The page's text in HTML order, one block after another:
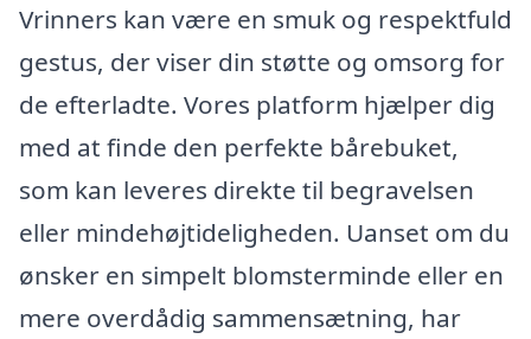
Vrinners kan være en smuk og respektfuld
gestus, der viser din støtte og omsorg for
de efterladte. Vores platform hjælper dig
med at finde den perfekte bårebuket,
som kan leveres direkte til begravelsen
eller mindehøjtideligheden. Uanset om du
ønsker en simpelt blomsterminde eller en
mere overdådig sammensætning, har